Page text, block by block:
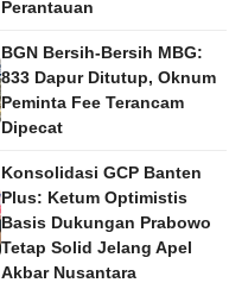
Perantauan
BGN Bersih-Bersih MBG:
833 Dapur Ditutup, Oknum
Peminta Fee Terancam
Dipecat
Konsolidasi GCP Banten
Plus: Ketum Optimistis
Basis Dukungan Prabowo
Tetap Solid Jelang Apel
Akbar Nusantara